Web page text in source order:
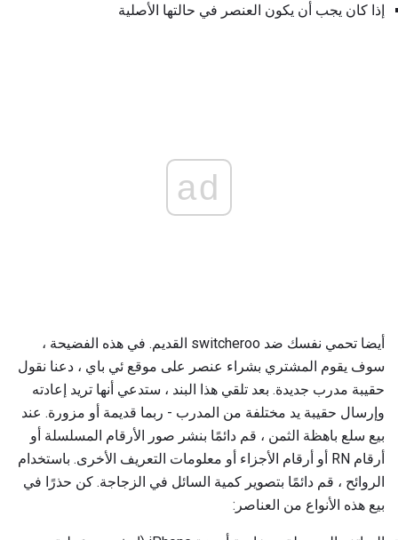
إذا كان يجب أن يكون العنصر في حالتها الأصلية
ad
أيضا تحمي نفسك ضد switcheroo القديم. في هذه الفضيحة ،
سوف يقوم المشتري بشراء عنصر على موقع ئي باي ، دعنا نقول
حقيبة مدرب جديدة. بعد تلقي هذا البند ، ستدعي أنها تريد إعادته
وإرسال حقيبة يد مختلفة من المدرب - ربما قديمة أو مزورة. عند
بيع سلع باهظة الثمن ، قم دائمًا بنشر صور الأرقام المسلسلة أو
أرقام RN أو أرقام الأجزاء أو معلومات التعريف الأخرى. باستخدام
الروائح ، قم دائمًا بتصوير كمية السائل في الزجاجة. كن حذرًا في
بيع هذه الأنواع من العناصر: